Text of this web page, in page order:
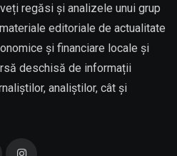
regăsi și analizele unui grup
editoriale de actualitate
și financiare locale și
deschisă de informații
analiștilor, cât și